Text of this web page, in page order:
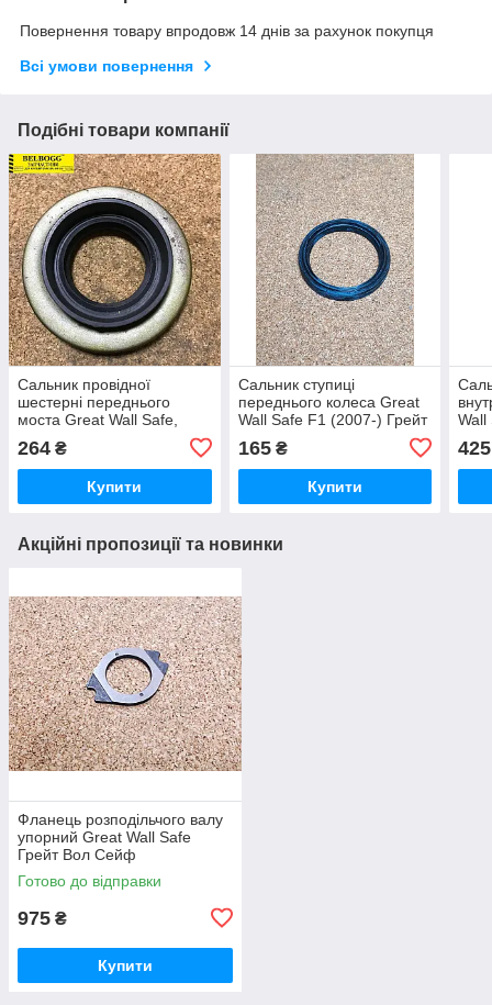
Повернення товару впродовж 14 днів за рахунок покупця
Всі умови повернення
Подібні товари компанії
Сальник провідної
шестерні переднього
моста Great Wall Safe,
264 ₴
Купити
Сальник ступиці
переднього колеса Great
Wall Safe F1 (2007-) Грейт
165₴
Купити
Wall
425
Акційні пропозиції та новинки
Фланець розподільчого валу
упорний Great Wall Safe
Грейт Вол Сейф
Готово до відправки
975 ₴
Купити